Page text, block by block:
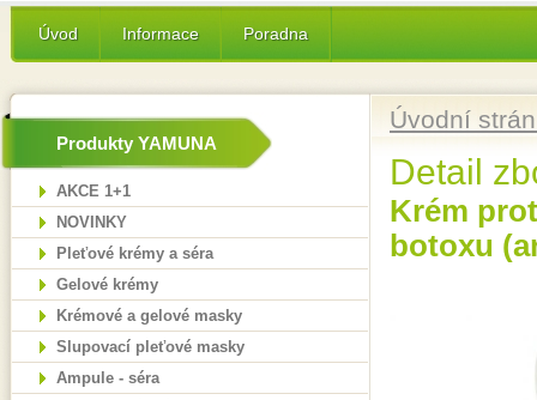
Úvod Informace Poradna
Produkty YAMUNA
AKCE 1+1
NOVINKY
Pleťové krémy a séra
Gelové krémy
Krémové a gelové masky
Slupovací pleťové masky
Ampule - séra
Úvodní
Detail
Krém
botoxu